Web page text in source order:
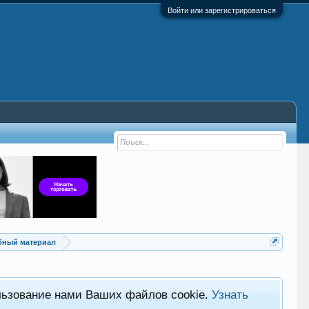
Войти или зарегистрироваться
материал
нами Ваших файлов cookie.Узнать